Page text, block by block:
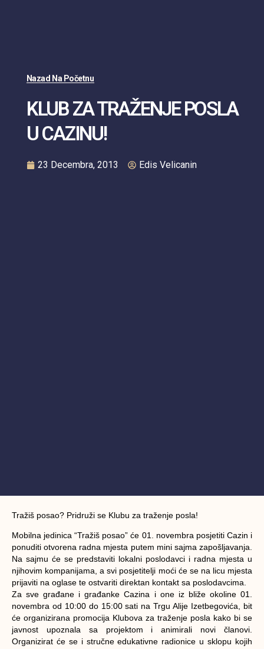
Nazad Na Početnu
KLUB ZA TRAŽENJE POSLA
U CAZINU!
23 Decembra, 2013 Edis Velicanin
Tražiš posao? Pridruži se Klubu za traženje posla!
Mobilna jedinica “Tražiš posao” će 01. novembra posjetiti Cazin i
ponuditi otvorena radna mjesta putem mini sajma zapošljavanja.
Na sajmu će se predstaviti lokalni poslodavci i radna mjesta u
njihovim kompanijama, a svi posjetitelji moći će se na licu mjesta
prijaviti na oglase te ostvariti direktan kontakt sa poslodavcima.
Za sve građane i građanke Cazina i one iz bliže okoline 01.
novembra od 10:00 do 15:00 sati na Trgu Alije Izetbegovića, bit
će organizirana promocija Klubova za traženje posla kako bi se
javnost upoznala sa projektom i animirali novi članovi.
Organizirat će se i stručne edukativne radionice u sklopu kojih